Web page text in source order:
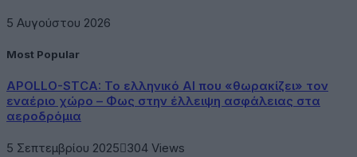
5 Αυγούστου 2026
Most Popular
APOLLO-STCA: Το ελληνικό AI που «θωρακίζει» τον
εναέριο χώρο – Φως στην έλλειψη ασφάλειας στα
αεροδρόμια
5 Σεπτεμβρίου 2025 304 Views